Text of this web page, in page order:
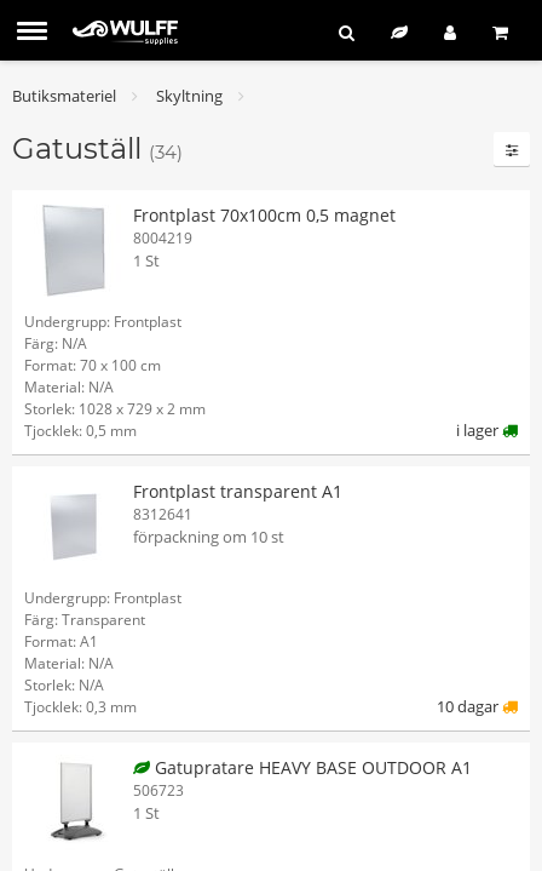
Butiksmateriel Skyltning
Gatuställ (34)
Frontplast 70x100cm 0,5 magnet
8004219
1 St
Undergrupp: Frontplast
Färg: N/A
Format: 70 x 100 cm
Material: N/A
Storlek: 1028 x 729 x 2 mm
Tjocklek: 0,5 mm
i lager
Frontplast transparent A1
8312641
förpackning om 10 st
Undergrupp: Frontplast
Färg: Transparent
Format: A1
Material: N/A
Storlek: N/A
Tjocklek: 0,3 mm
10 dagar
Gatupratare HEAVY BASE OUTDOOR A1
506723
1 St